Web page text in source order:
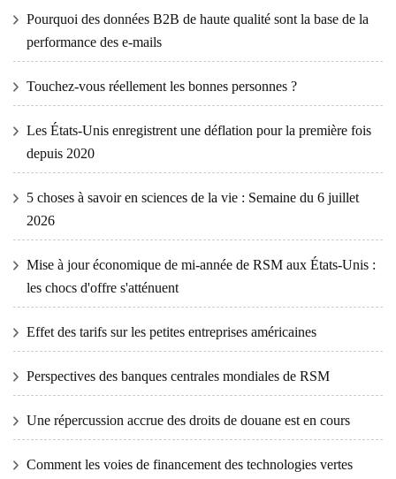
Pourquoi des données B2B de haute qualité sont la base de la
performance des e-mails
Touchez-vous réellement les bonnes personnes ?
Les États-Unis enregistrent une déflation pour la première fois
depuis 2020
5 choses à savoir en sciences de la vie : Semaine du 6 juillet
2026
Mise à jour économique de mi-année de RSM aux États-Unis :
les chocs d'offre s'atténuent
Effet des tarifs sur les petites entreprises américaines
Perspectives des banques centrales mondiales de RSM
Une répercussion accrue des droits de douane est en cours
Comment les voies de financement des technologies vertes